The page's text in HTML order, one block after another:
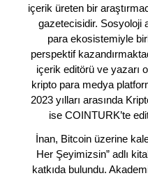
içerik üreten bir
gazetecisidir. Sosyoloji
para ekosistemiyle
perspektif
içerik editörü ve yazarı
kripto para medya
2023 yılları arasında
ise COINTURK’te
İnan, Bitcoin üzerine
Her Şeyimizsin” adlı
katkıda bulundu.